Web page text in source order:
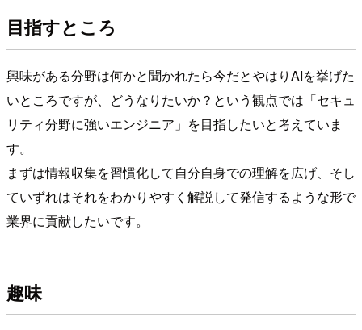
目指すところ
興味がある分野は何かと聞かれたら今だとやはりAIを挙げた
いところですが、どうなりたいか？という観点では「セキュ
リティ分野に強いエンジニア」を目指したいと考えていま
す。
まずは情報収集を習慣化して自分自身での理解を広げ、そし
ていずれはそれをわかりやすく解説して発信するような形で
業界に貢献したいです。
趣味